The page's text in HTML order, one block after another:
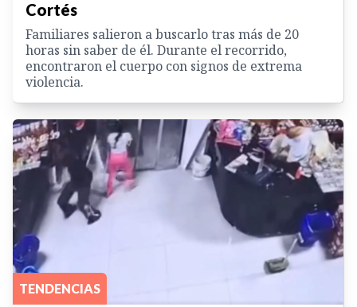
Cortés
Familiares salieron a buscarlo tras más de 20
horas sin saber de él. Durante el recorrido,
encontraron el cuerpo con signos de extrema
violencia.
TENDENCIAS